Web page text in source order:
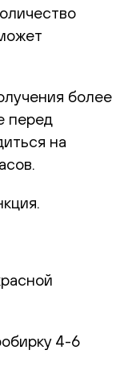
более
перед
на
4-6